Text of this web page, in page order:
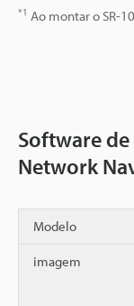
*1 Ao montar o SR-
Software
Network
Modelo
imagem